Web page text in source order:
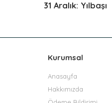
31 Aralık: Yılbaşı
Kurumsal
Anasayfa
Hakkımızda